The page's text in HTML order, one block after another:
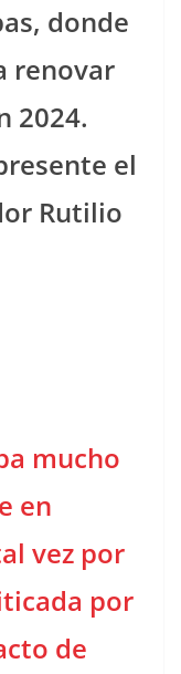
donde
renovar
2024.
el
Rutilio
mucho
en
vez por
por
de